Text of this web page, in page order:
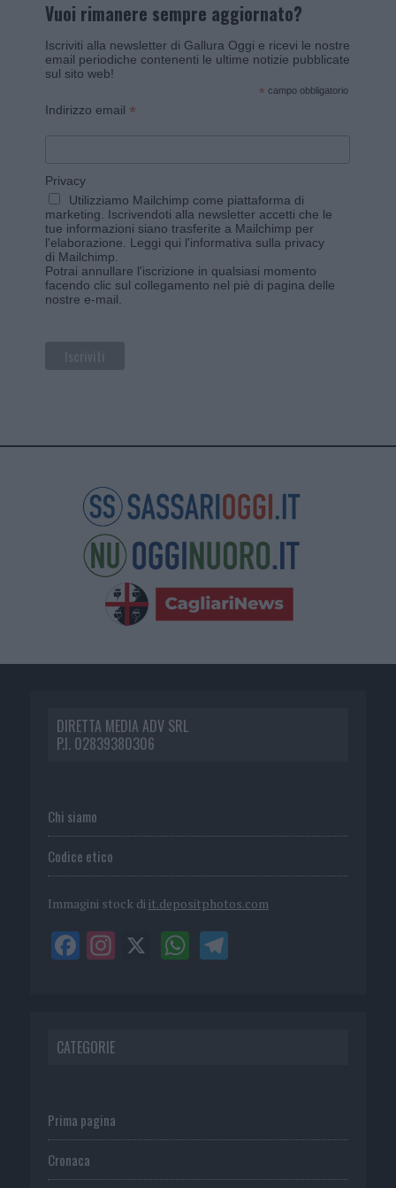
Vuoi rimanere sempre aggiornato?
Iscriviti alla newsletter di Gallura Oggi e ricevi le nostre
email periodiche contenenti le ultime notizie pubblicate
sul sito web!
* campo obbligatorio
Indirizzo email *
Privacy
Utilizziamo Mailchimp come piattaforma di
marketing. Iscrivendoti alla newsletter accetti che le
tue informazioni siano trasferite a Mailchimp per
l'elaborazione. Leggi qui l'informativa sulla privacy
di Mailchimp
Potrai annullare l'iscrizione in qualsiasi momento
facendo clic sul collegamento nel piè di pagina delle
nostre e-mail.
DIRETTA MEDIA ADV SRL
P.I. 02839380306
Chi siamo
Codice etico
Immagini stock di it.depositphotos.com
CATEGORIE
Prima pagina
Cronaca